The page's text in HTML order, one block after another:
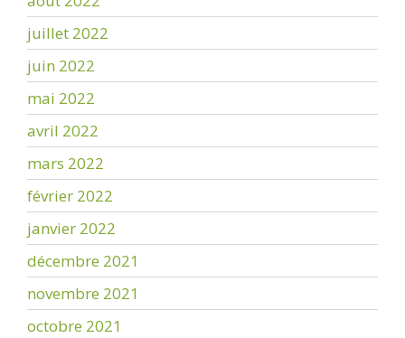
juillet 2022
juin 2022
mai 2022
avril 2022
mars 2022
février 2022
janvier 2022
décembre 2021
novembre 2021
octobre 2021